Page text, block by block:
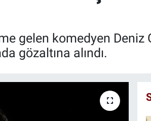
gelen komedyen Deniz
gözaltına alındı.